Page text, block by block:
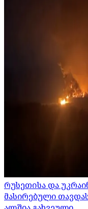
რუსეთისა და
მასირებული